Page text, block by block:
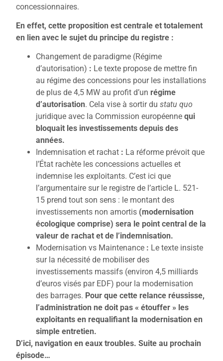
concessionnaires.
En effet, cette proposition est centrale et totalement
en lien avec le sujet du principe du registre :
Changement de paradigme (Régime
d’autorisation) : Le texte propose de mettre fin
au régime des concessions pour les installations
de plus de 4,5 MW au profit d’un régime
d’autorisation. Cela vise à sortir dustatu quo
juridique avec la Commission européennequi
bloquait les investissements depuis des
années.
Indemnisation et rachat : La réforme prévoit que
l’État rachète les concessions actuelles et
indemnise les exploitants. C’est ici que
l’argumentaire sur le registre de l’article L. 521-
15 prend tout son sens : le montant des
investissements non amortis (modernisation
écologique comprise) sera le point central de la
valeur de rachat et de l’indemnisation.
Modernisation vs Maintenance : Le texte insiste
sur la nécessité de mobiliser des
investissements massifs (environ 4,5 milliards
d’euros visés par EDF) pour la modernisation
des barrages. Pour que cette relance réussisse,
l’administration ne doit pas « étouffer » les
exploitants en requalifiant la modernisation en
simple entretien.
D’ici, navigation en eaux troubles.Suite au prochain
épisode…